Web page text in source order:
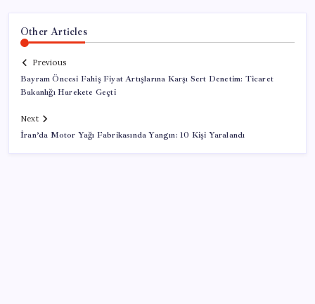
Other Articles
Previous
Bayram Öncesi Fahiş Fiyat Artışlarına Karşı Sert Denetim: Ticaret
Bakanlığı Harekete Geçti
Next
İran’da Motor Yağı Fabrikasında Yangın: 10 Kişi Yaralandı